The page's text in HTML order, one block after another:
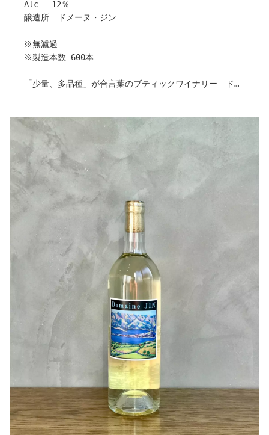
甲州を低温発酵し、完熟ネオマスカットを別に発酵後ブレ
げました。
酸味がしっかりした甲州にほのかなマスカット香が加わ
〇料理との相性
和食全般の食中酒としてはもちろん、休日の午後のまった
りした時間のお供にも最適です。
〇ヒトコト
甘めの桃とも結構合います。
引用：ドメーヌ・ジン
Alc 12％
醸造所 ドメーヌ・ジン
※無濾過
※製造本数 600本
「少量、多品種」が合言葉のブティックワイナリー ドメ
栽培から販売まで、すべてお一人で作業されているため、
各種ワインの製造本数が少なく、希少性が高いワイナリー
ですが、こだわりいっぱいのワインです。
是非沢山の方に飲んでいただきたいです！
一口飲んで果皮のニュアンスとうま味が一層増してます！
芯のある白ワインで、キリッと辛口ですが、果実香と少し
完熟リンゴとピシっとした酸味が料理をより引き立ててく
れそうですね！カルパッチョとか良いですねー(^^)
しっかり冷やして頂きたいですが、抜栓後数日で変化する
味わいも楽しんでほしいです！
3日後もうまーい(^^)と感じられました！これもシュー
ル・リーのおかげですかね⁉
☆シュール・リーとは 発酵後のすぐにオリ引きせず、ワ
インをオリに触れさせ熟成をさせうま味や香りを増すこと
が出来る製法です。
☆無濾過処理の為オリが沈殿する場合がありますが、品質
に問題はありません。
作り手さんから
〇ぶどうについて